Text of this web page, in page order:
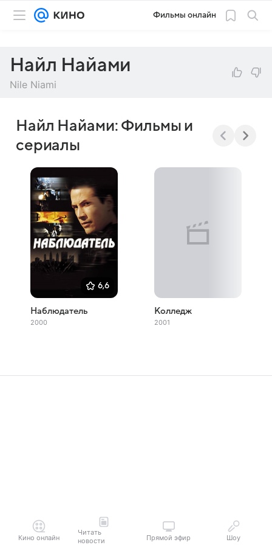
Фильмы онлайн
Найл Найами
Nile Niami
Найл Найами: Фильмы и
сериалы
6,6
Наблюдатель
2000
Колледж
2001
Кино онлайн
Читать
новости
Прямой эфир Шоу